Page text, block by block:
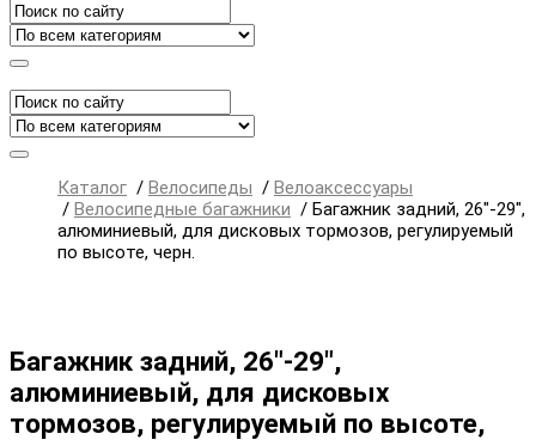
Каталог / Велосипеды / Велоаксессуары
/ Велосипедные багажники / Багажник задний, 26"-29",
алюминиевый, для дисковых тормозов, регулируемый
по высоте, черн.
Багажник задний, 26"-29",
алюминиевый, для дисковых
тормозов, регулируемый по высоте,